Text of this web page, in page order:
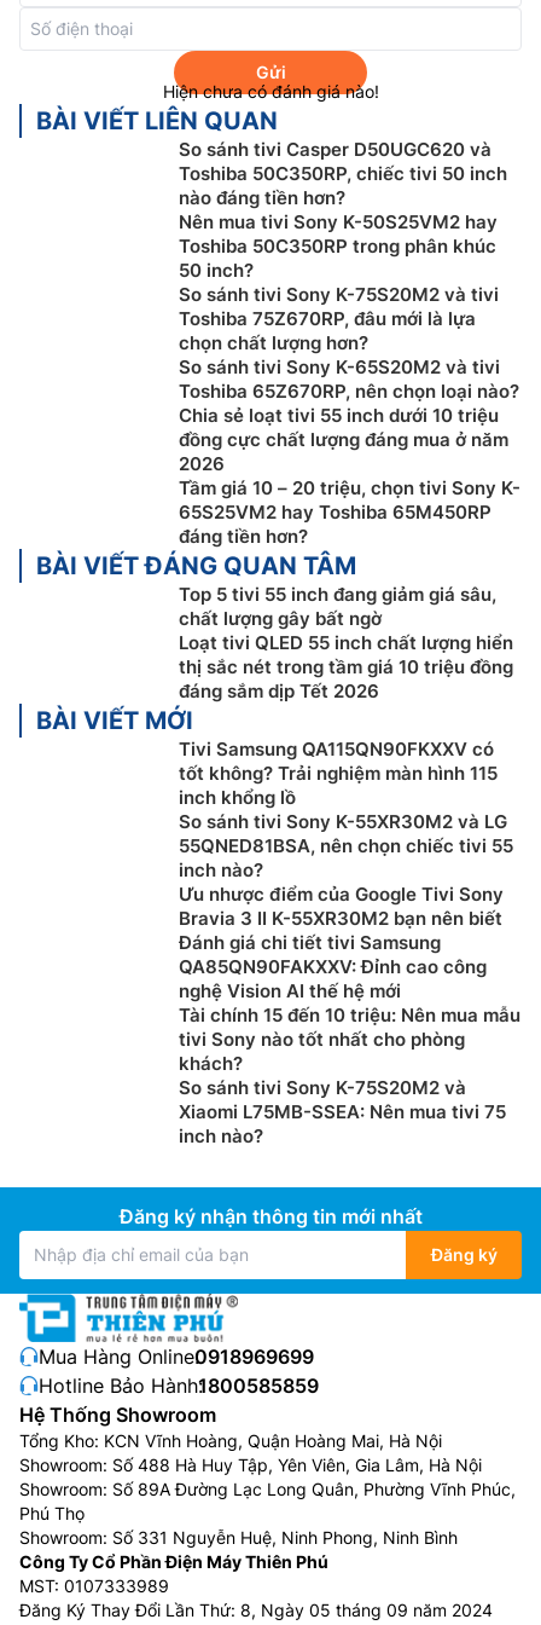
thế giới.
Tivi Toshiba 4K 55M450RP tự động
phân tích và điều chỉnh các thông số hình ảnh theo
nội dung đang xem, nhằm mang lại chất lượng hiển
thị phù hợp và được tối ưu hóa.
Được hỗ trợ bởi bộ xử lý AI Regza
Engine ZR Gen 3, công nghệ AI 4K Clarity kết hợp
trí tuệ nhân tạo tiên tiến để mang đến chất lượng
hình ảnh vượt trội. Giải pháp toàn diện này giúp
khử nhiễu hiệu quả, nâng cao chất lượng video
trực tuyến và tự động nâng cấp nội dung lên
chuẩn 4K một cách thông minh.
AI Motion Enhancer:Công nghệ này giúp xử lý
chuyển động nhanh nhằm tái hiện từng phân cảnh
sống động, đưa bạn lạc vào thể giới điện ảnh, nơi
từng khung hình đều chân thực như đang xảy ra
AI HDR Enhancer:Công nghệ này sẽ phân tích
từng khung hình và tự động điều chỉnh độ sáng để
hiển thị hình ảnh chân thực nhất. Bạn sẽ không bỏ
lỡ bất kỳ chi tiết ào, từ những bộ phim kinh điển
đến các sự kiện trực tiếp tất cả đều hiện lên sống
động với màu sắc rực rỡ và độ sáng vượt trội.
Với công nghệ này, tivi Toshiba 55 inch
4K 55M450RP sẽ được tối ưu âm thanh theo thời
gian thực bằng trí tuệ nhân tạo.
Công nghệ màu QLED
công nghệ màu QLED tái tạo màu sắc sống động,
chân thực – hiển thị hơn một tỷ sắc độ màu với độ
chính xác cao. Hãy đắm chìm trong trải nghiệm xem
sống động và chân thật, nơi mọi chi tiết và sắc thái
đều được thể hiện rõ ràng, đầy cảm xúc.
Gửi
Hiện chưa có đánh giá nào!
BÀI VIẾT LIÊN QUAN
So sánh tivi Casper D50UGC620 và
Toshiba 50C350RP, chiếc tivi 50 inch
nào đáng tiền hơn?
Nên mua tivi Sony K-50S25VM2 hay
Toshiba 50C350RP trong phân khúc
50 inch?
So sánh tivi Sony K-75S20M2 và tivi
Toshiba 75Z670RP, đâu mới là lựa
chọn chất lượng hơn?
So sánh tivi Sony K-65S20M2 và tivi
Toshiba 65Z670RP, nên chọn loại nào?
Chia sẻ loạt tivi 55 inch dưới 10 triệu
đồng cực chất lượng đáng mua ở năm
2026
Tầm giá 10 – 20 triệu, chọn tivi Sony K-
65S25VM2 hay Toshiba 65M450RP
đáng tiền hơn?
BÀI VIẾT ĐÁNG QUAN TÂM
Top 5 tivi 55 inch đang giảm giá sâu,
chất lượng gây bất ngờ
Loạt tivi QLED 55 inch chất lượng hiển
thị sắc nét trong tầm giá 10 triệu đồng
đáng sắm dịp Tết 2026
BÀI VIẾT MỚI
Tivi Samsung QA115QN90FKXXV có
tốt không? Trải nghiệm màn hình 115
inch khổng lồ
So sánh tivi Sony K-55XR30M2 và LG
55QNED81BSA, nên chọn chiếc tivi 55
inch nào?
Ưu nhược điểm của Google Tivi Sony
Bravia 3 II K-55XR30M2 bạn nên biết
Đánh giá chi tiết tivi Samsung
QA85QN90FAKXXV: Đỉnh cao công
nghệ Vision AI thế hệ mới
Tài chính 15 đến 10 triệu: Nên mua mẫu
tivi Sony nào tốt nhất cho phòng
khách?
So sánh tivi Sony K-75S20M2 và
Xiaomi L75MB-SSEA: Nên mua tivi 75
inch nào?
Đăng ký nhận thông tin mới nhất
Đăng ký
Mua Hàng Online:0918969699
Hotline Bảo Hành:1800585859
Hệ Thống Showroom
Tổng Kho: KCN Vĩnh Hoàng, Quận Hoàng Mai, Hà Nội
Showroom: Số 488 Hà Huy Tập, Yên Viên, Gia Lâm, Hà Nội
Showroom: Số 89A Đường Lạc Long Quân, Phường Vĩnh Phúc,
Phú Thọ
Showroom: Số 331 Nguyễn Huệ, Ninh Phong, Ninh Bình
Công Ty Cổ Phần Điện Máy Thiên Phú
MST: 0107333989
Đăng Ký Thay Đổi Lần Thứ: 8, Ngày 05 tháng 09 năm 2024